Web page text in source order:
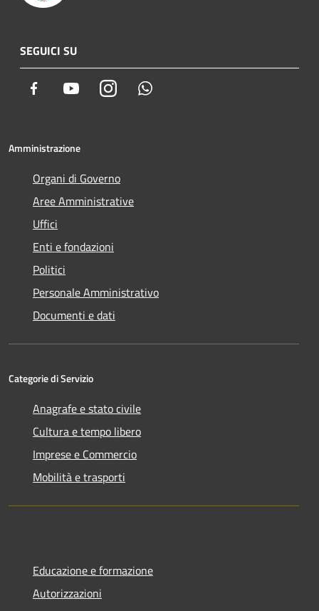
SEGUICI SU
Facebook YoutubeInstagram
Amministrazione
Organi di Governo
Aree Amministrative
Uffici
Enti e fondazioni
Politici
Personale Amministrativo
Documenti e dati
Categorie di Servizio
Anagrafe e stato civile
Cultura e tempo libero
Imprese e Commercio
Mobilità e trasporti
Educazione e formazione
Autorizzazioni